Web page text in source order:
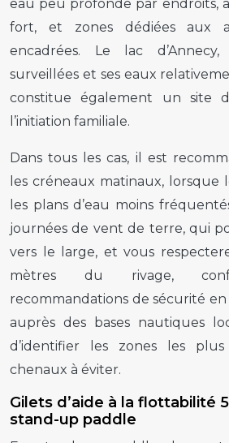
eau peu profonde par endroits,
fort, et zones dédiées aux
encadrées. Le lac
surveillées et ses eaux
constitue également un site
l’initiation familiale.
Dans tous les cas, il est
les créneaux matinaux, lorsque
les plans d’eau moins
journées de vent de terre, qui
vers le large, et vous
mètres du rivage,
recommandations de sécurité
auprès des bases nautiques
d’identifier les zones les
chenaux à éviter.
Gilets d’aide à la flottabilité
stand-up paddle